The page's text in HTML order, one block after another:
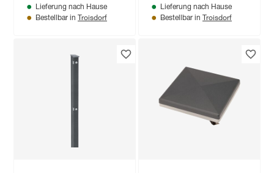
Lieferung nach Hause
Bestellbar in Troisdorf
Lieferung nach Hause
Bestellbar in Troisdorf